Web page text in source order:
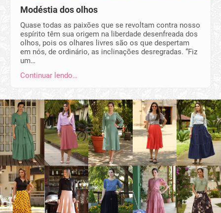
Modéstia dos olhos
Quase todas as paixões que se revoltam contra nosso
espírito têm sua origem na liberdade desenfreada dos
olhos, pois os olhares livres são os que despertam
em nós, de ordinário, as inclinações desregradas. “Fiz
um…
Continuar lendo…